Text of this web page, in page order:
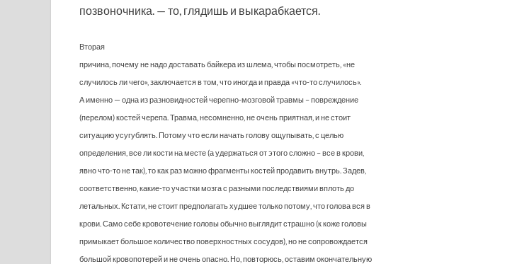
позвоночника. — то, глядишь и выкарабкается.
Вторая
причина, почему не надо доставать байкера из шлема, чтобы посмотреть, «не
случилось ли чего», заключается в том, что иногда и правда «что-то случилось».
А именно — одна из разновидностей черепно-мозговой травмы – повреждение
(перелом) костей черепа. Травма, несомненно, не очень приятная, и не стоит
ситуацию усугублять. Потому что если начать голову ощупывать, с целью
определения, все ли кости на месте (а удержаться от этого сложно – все в крови,
явно что-то не так), то как раз можно фрагменты костей продавить внутрь. Задев,
соответственно, какие-то участки мозга с разными последствиями вплоть до
летальных. Кстати, не стоит предполагать худшее только потому, что голова вся в
крови. Само себе кровотечение головы обычно выглядит страшно (к коже головы
примыкает большое количество поверхностных сосудов), но не сопровождается
большой кровопотерей и не очень опасно. Но, повторюсь, оставим окончательную